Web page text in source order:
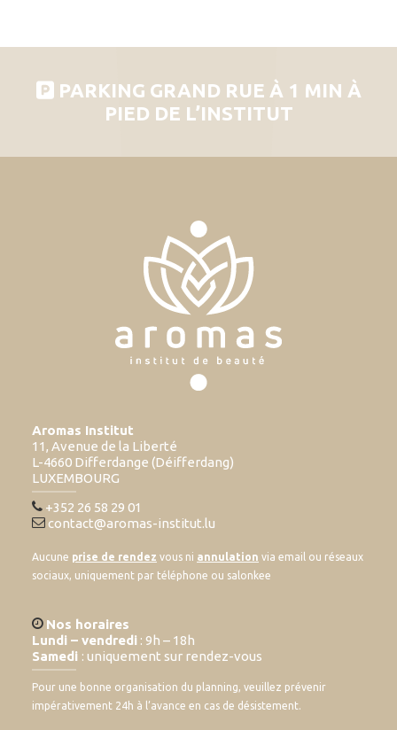
PARKING GRAND RUE À 1 MIN À
PIED DE L’INSTITUT
Aromas Institut
11, Avenue de la Liberté
L-4660 Differdange (Déifferdang)
LUXEMBOURG
+352 26 58 29 01
contact@aromas-institut.lu
Aucune prise de rendez vous ni annulation via email ou réseaux
sociaux, uniquement par téléphone ou salonkee
Nos horaires
Lundi – vendredi : 9h – 18h
Samedi : uniquement sur rendez-vous
Pour une bonne organisation du planning, veuillez prévenir
impérativement 24h à l’avance en cas de désistement.